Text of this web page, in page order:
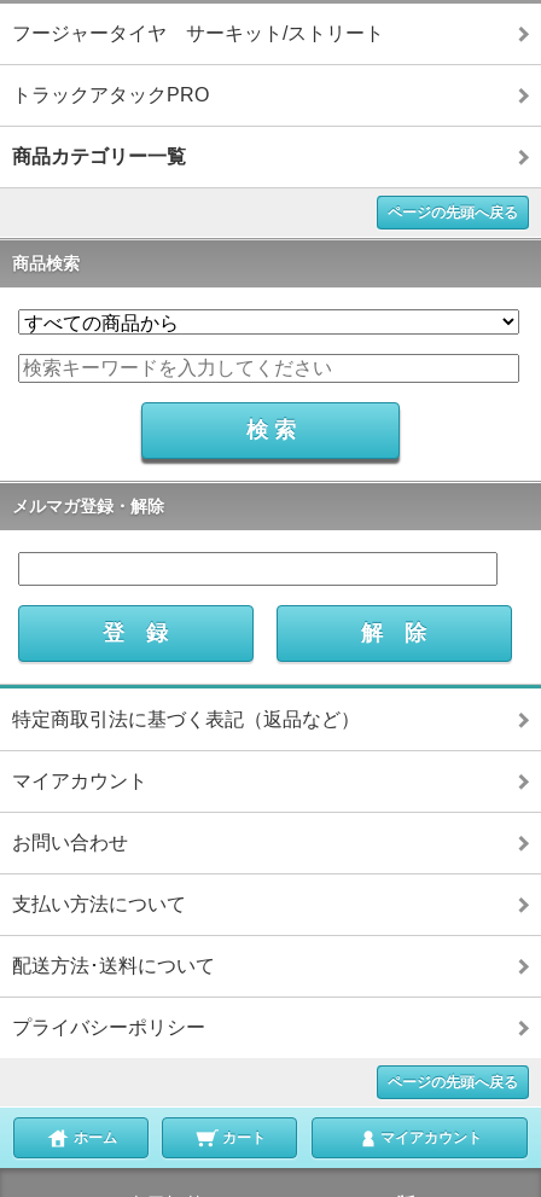
フージャータイヤ サーキット/ストリート
トラックアタックPRO
商品カテゴリー一覧
ページの先頭へ戻る
商品検索
メルマガ登録・解除
特定商取引法に基づく表記（返品など）
マイアカウント
お問い合わせ
支払い方法について
配送方法･送料について
プライバシーポリシー
ページの先頭へ戻る
ホーム カート マイアカウント